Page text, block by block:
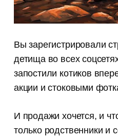
Вы зарегистрировали
детища во всех
запостили котиков
акции и стоковыми
И продажи хочется, и
только родственники и